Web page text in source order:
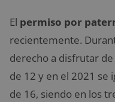
El permiso por
recientemente.
derecho a disfrutar
de 12 y en el 2021 se
de 16, siendo en los